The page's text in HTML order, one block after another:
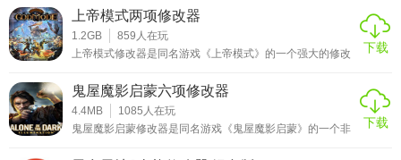
列的优点。虽然以前跳票不断，但玩家对其的关注程度依然
不减。这款被玩家誉为“东方《柏德之门》”的神幻RPG究竟
能带给国内玩家多少惊喜呢？突破武侠定式，开拓神幻风
格。故事的主角云刃心，乃云中子的养子，为了寻找自己的
上帝模式两项修改器
1.2GB 859 人在玩
上帝模式修改器是同名游戏《上帝模式》的一个强大的修改
组队，扮演被从奥林匹斯驱逐的古老神族后裔，前往地底挑
战冥王，寻求救赎与复仇。打穿冥界的迷宫。当然这途中将
会遇到许多的困难，这个时候就要用这个修改器了，能够让
你有着无限的血量，无限的子弹，让你更轻松的通关游戏，
下载
鬼屋魔影启蒙六项修改器
4.4MB 1085 人在玩
鬼屋魔影启蒙修改器是同名游戏《鬼屋魔影启蒙》的一个非
下载